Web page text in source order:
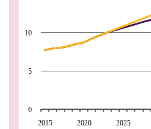
2015 2020 2025
0
5
10